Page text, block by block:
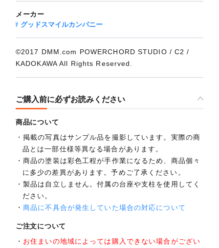
メーカー
グッドスマイルカンパニー
©2017 DMM.com POWERCHORD STUDIO / C2 /
KADOKAWA All Rights Reserved.
ご購入前に必ずお読みください
商品について
掲載の写真はサンプル品を撮影しています。実際の商
品とは一部仕様等異なる場合があります。
商品の塗装は彩色工程が手作業になるため、商品個々
に多少の差異があります。予めご了承ください。
製品は自立しません。付属の台座や支柱を使用してく
ださい。
商品に不具合が発生していた場合の対応について
ご注文について
お住まいの地域によっては購入できない場合がござい